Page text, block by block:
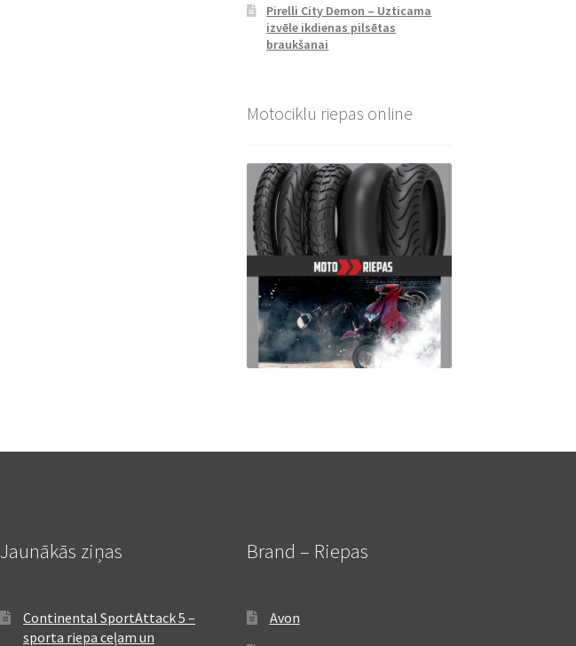
Pirelli City Demon – Uzticama
izvēle ikdienas pilsētas
braukšanai
Motociklu riepas online
Jaunākās ziņas
Continental SportAttack 5 –
sporta riepa ceļam un
Brand – Riepas
Avon